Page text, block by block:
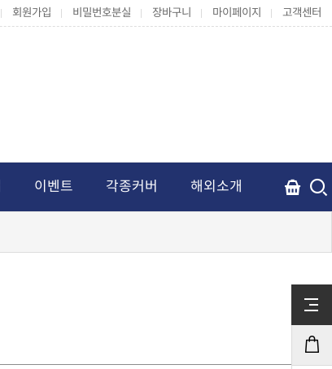
회원가입 비밀번호분실 장바구니 마이페이지 고객센터
이벤트 각종커버 해외소개